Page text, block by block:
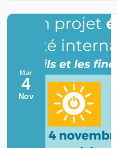
Mar
4
Nov